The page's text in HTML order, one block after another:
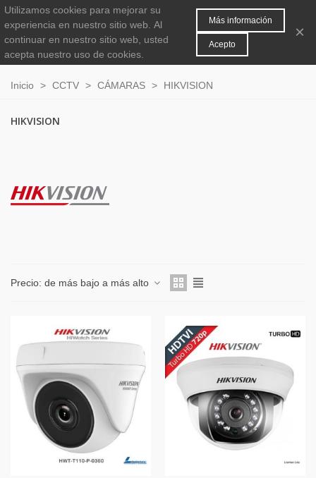
0
Inicio > CCTV > CÁMARAS > HIKVISION
HIKVISION
Precio: de más bajo a más alto
Utilizamos cookies para mejorar su
experiencia en nuestro sitio web. Al
continuar en nuestro sitio web, usted
acepta nuestro uso de cookies.
Más información
Acepto
×